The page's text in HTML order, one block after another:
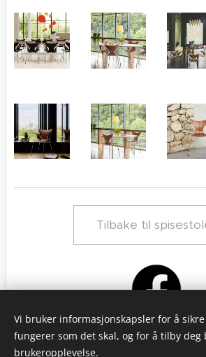
Tilbake til
Vi bruker informasjonskapsler for å
fungerer som det skal, og for å tilby deg
brukeropplevelse.